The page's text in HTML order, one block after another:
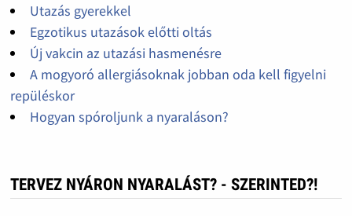
Utazás gyerekkel
Egzotikus utazások előtti oltás
Új vakcin az utazási hasmenésre
A mogyoró allergiásoknak jobban oda kell figyelni
repüléskor
Hogyan spóroljunk a nyaraláson?
TERVEZ NYÁRON NYARALÁST? - SZERINTED?!